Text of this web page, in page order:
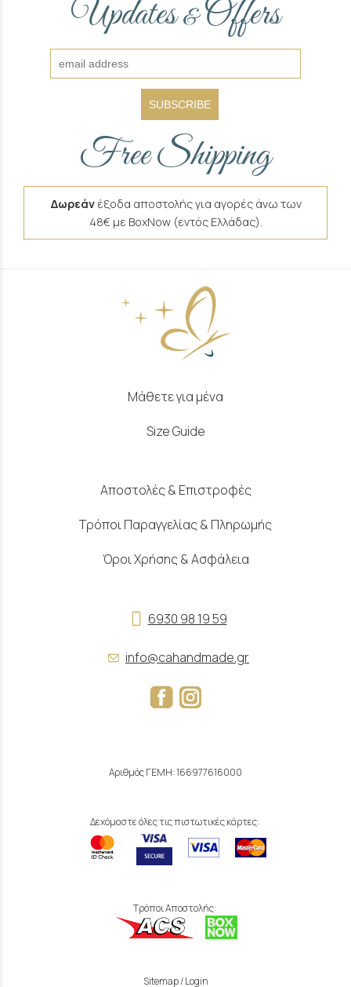
Updates&Offers
SUBSCRIBE
Free Shipping
Δωρεάν έξοδα αποστολής για αγορές άνω των
48€ με BoxNow (εντός Ελλάδας).
Μάθετε για μένα
Size Guide
Αποστολές & Επιστροφές
Τρόποι Παραγγελίας & Πληρωμής
Όροι Χρήσης & Ασφάλεια
6930 98 19 59
info@cahandmade.gr
Αριθμός ΓΕΜΗ: 166977616000
Δεχόμαστε όλες τις πιστωτικές κάρτες:
Τρόποι Αποστολής:
Sitemap/Login